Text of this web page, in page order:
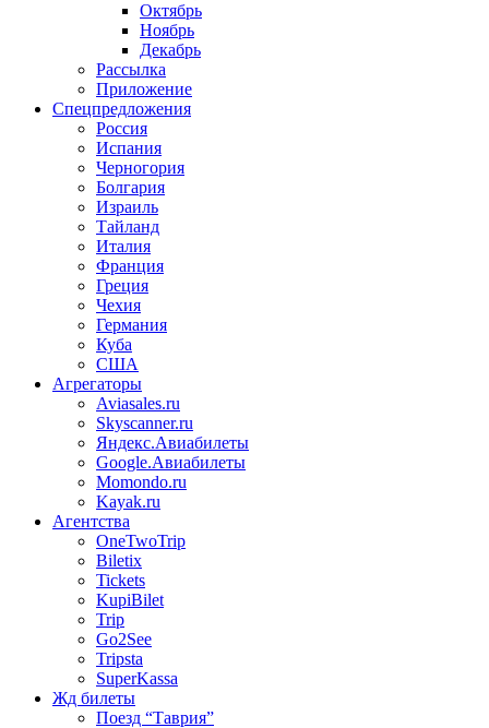
Октябрь
Ноябрь
Декабрь
Рассылка
Приложение
Спецпредложения
Россия
Испания
Черногория
Болгария
Израиль
Тайланд
Италия
Франция
Греция
Чехия
Германия
Куба
США
Агрегаторы
Aviasales.ru
Skyscanner.ru
Яндекс.Авиабилеты
Google.Авиабилеты
Momondo.ru
Kayak.ru
Агентства
OneTwoTrip
Biletix
Tickets
KupiBilet
Trip
Go2See
Tripsta
SuperKassa
Жд билеты
Поезд “Таврия”